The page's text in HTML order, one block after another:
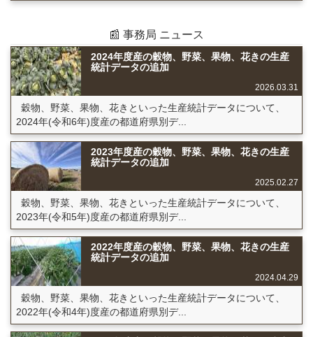
📰 事務局 ニュース
2024年度産の穀物、野菜、果物、花きの生産
統計データの追加
2026.03.31
穀物、野菜、果物、花きといった生産統計データについて、
2024年(令和6年)度産の都道府県別デ...
2023年度産の穀物、野菜、果物、花きの生産
統計データの追加
2025.02.27
穀物、野菜、果物、花きといった生産統計データについて、
2023年(令和5年)度産の都道府県別デ...
2022年度産の穀物、野菜、果物、花きの生産
統計データの追加
2024.04.29
穀物、野菜、果物、花きといった生産統計データについて、
2022年(令和4年)度産の都道府県別デ...